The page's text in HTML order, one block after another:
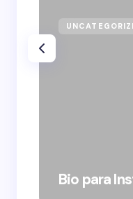
Bio para